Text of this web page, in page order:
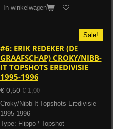
In winkelwagen
Sale!
#6: ERIK REDEKER (DE
GRAAFSCHAP) CROKY/NIBB-
IT TOPSHOTS EREDIVISIE
1995-1996
€ 0,50 € 1,00
Croky/Nibb-It Topshots Eredivisie
1995-1996
Type: Flippo / Topshot